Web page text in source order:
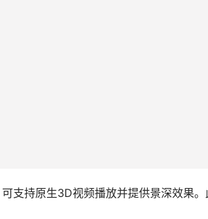
支持原生3D视频播放并提供景深效果。